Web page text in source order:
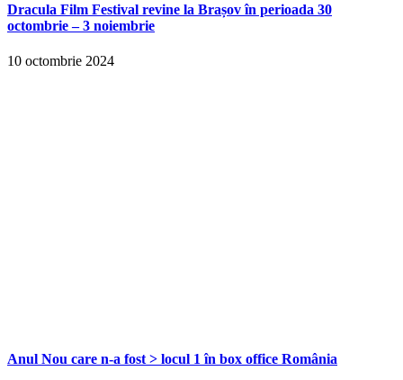
Dracula Film Festival revine la Brașov în perioada 30
octombrie – 3 noiembrie
10 octombrie 2024
Anul Nou care n-a fost > locul 1 în box office România